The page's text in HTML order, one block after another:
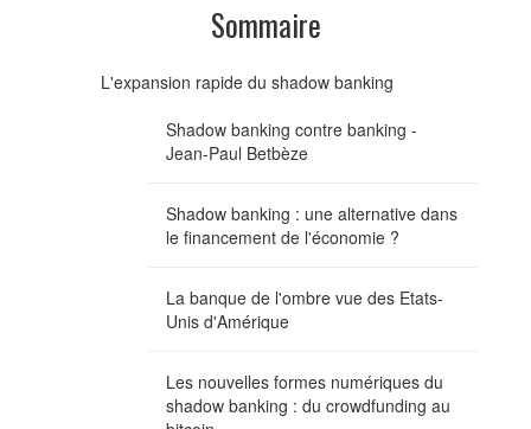
Sommaire
L'expansion rapide du shadow banking
Shadow banking contre banking -
Jean-Paul Betbèze
Shadow banking : une alternative dans
le financement de l'économie ?
La banque de l'ombre vue des Etats-
Unis d'Amérique
Les nouvelles formes numériques du
shadow banking : du crowdfunding au